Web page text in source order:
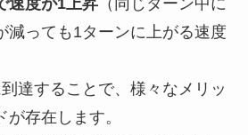
減っても1ターンに上がる速度
達することで、様々なメリッ
が存在します。